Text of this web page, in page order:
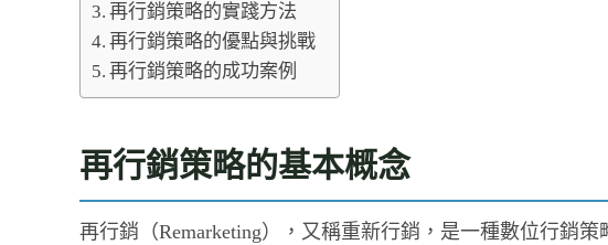
再行銷策略的實踐方法
再行銷策略的優點與挑戰
再行銷策略的成功案例
再行銷策略的基本概念
再行銷（Remarketing），又稱重新行銷，是一種數位行銷